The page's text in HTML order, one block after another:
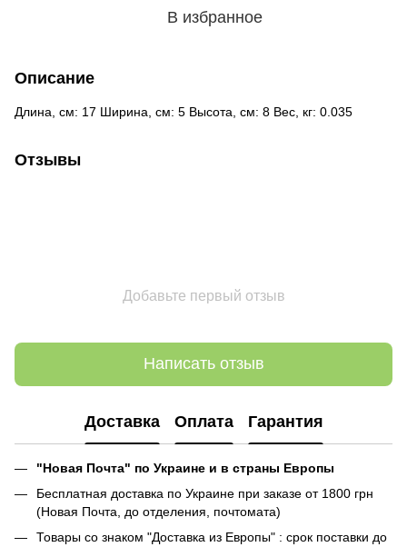
В избранное
Описание
Длина, см: 17 Ширина, см: 5 Высота, см: 8 Вес, кг: 0.035
Отзывы
Добавьте первый отзыв
Написать отзыв
Доставка Оплата Гарантия
"Новая Почта" по Украине и в страны Европы
Бесплатная доставка по Украине при заказе от 1800 грн
(Новая Почта, до отделения, почтомата)
Товары со знаком "Доставка из Европы" : срок поставки до